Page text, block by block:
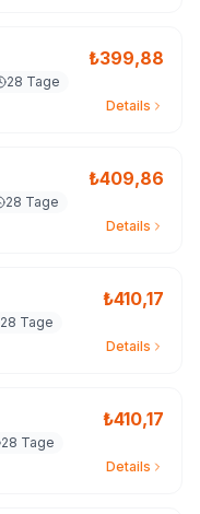
₺399,88
28 Tage
Details
₺409,86
28 Tage
Details
₺410,17
28 Tage
Details
₺410,17
28 Tage
Details